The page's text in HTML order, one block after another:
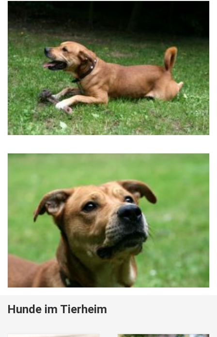
Hunde im Tierheim